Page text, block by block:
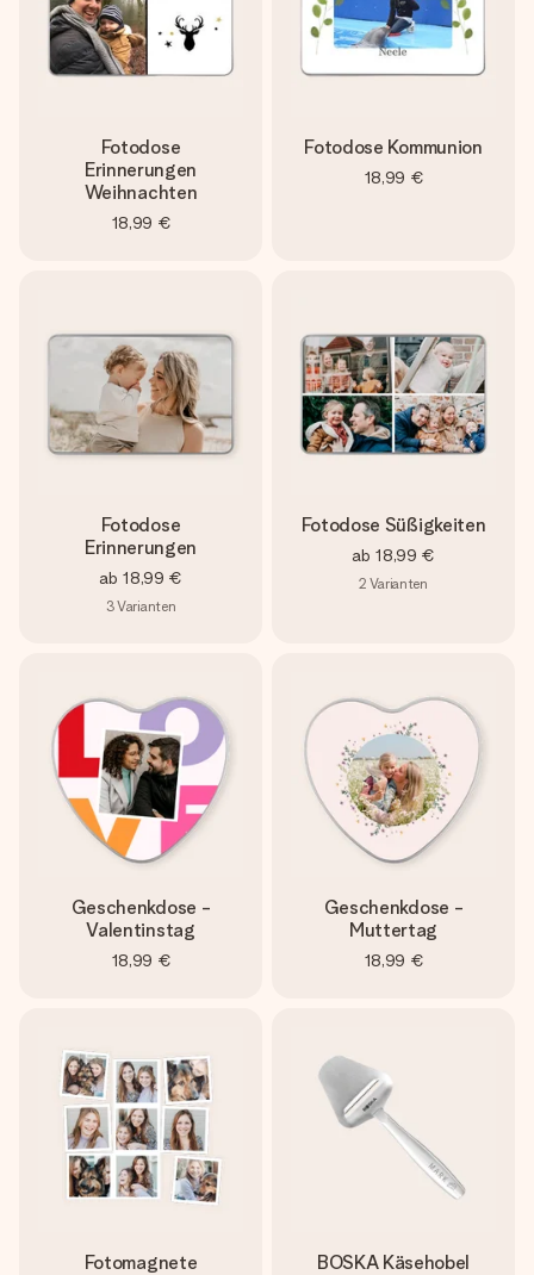
Fotodose
Erinnerungen
Weihnachten
18,99 €
Fotodose Kommunion
18,99 €
Fotodose
Erinnerungen
ab 18,99 €
3Varianten
Fotodose Süßigkeiten
ab 18,99 €
2 Varianten
Geschenkdose -
Valentinstag
18,99 €
Geschenkdose -
Muttertag
18,99 €
Fotomagnete BOSKA Käsehobel